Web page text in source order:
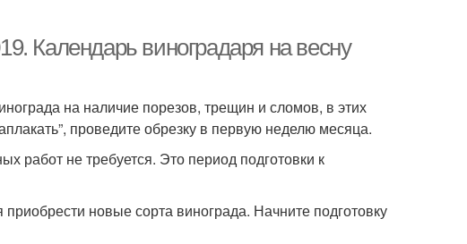
Календарь виноградаря на весну
на наличие порезов, трещин и сломов, в этих
проведите обрезку в первую неделю месяца.
работ не требуется. Это период подготовки к
новые сорта винограда. Начните подготовку